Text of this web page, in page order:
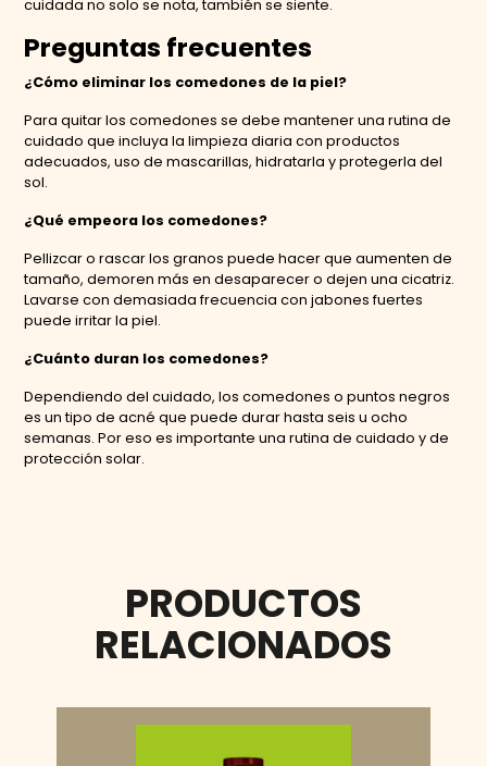
cuidada no solo se nota, también se siente.
Preguntas frecuentes
¿Cómo eliminar los comedones de la piel?
Para quitar los comedones se debe mantener una rutina de
cuidado que incluya la limpieza diaria con productos
adecuados, uso de mascarillas, hidratarla y protegerla del
sol.
¿Qué empeora los comedones?
Pellizcar o rascar los granos puede hacer que aumenten de
tamaño, demoren más en desaparecer o dejen una cicatriz.
Lavarse con demasiada frecuencia con jabones fuertes
puede irritar la piel.
¿Cuánto duran los comedones?
Dependiendo del cuidado, los comedones o puntos negros
es un tipo de acné que puede durar hasta seis u ocho
semanas. Por eso es importante una rutina de cuidado y de
protección solar.
PRODUCTOS
RELACIONADOS